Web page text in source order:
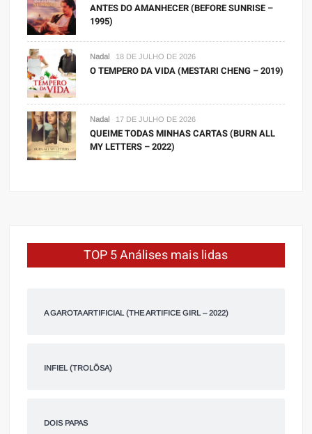
ANTES DO AMANHECER (BEFORE SUNRISE –
1995)
Nadal 18 DE JULHO DE 2026
O TEMPERO DA VIDA (MESTARI CHENG – 2019)
Nadal 17 DE JULHO DE 2026
QUEIME TODAS MINHAS CARTAS (BURN ALL
MY LETTERS – 2022)
TOP 5 Análises mais lidas
A GAROTA ARTIFICIAL (THE ARTIFICE GIRL – 2022)
INFIEL (TROLÕSA)
DOIS PAPAS